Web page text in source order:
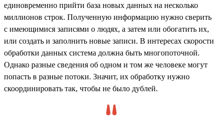
единовременно прийти база новых данных на несколько
миллионов строк. Полученную информацию нужно сверить
с имеющимися записями о людях, а затем или обогатить их,
или создать и заполнить новые записи. В интересах скорости
обработки данных система должна быть многопоточной.
Однако разные сведения об одном и том же человеке могут
попасть в разные потоки. Значит, их обработку нужно
скоординировать так, чтобы не было дублей.